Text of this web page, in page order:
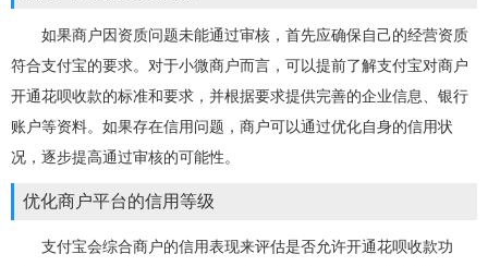
如果商户因资质问题未能通过审核，首先应确保自己的经营资质
符合支付宝的要求。对于小微商户而言，可以提前了解支付宝对商户
开通花呗收款的标准和要求，并根据要求提供完善的企业信息、银行
账户等资料。如果存在信用问题，商户可以通过优化自身的信用状
况，逐步提高通过审核的可能性。
优化商户平台的信用等级
支付宝会综合商户的信用表现来评估是否允许开通花呗收款功